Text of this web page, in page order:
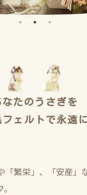
なたのうさぎを
フェルトで永遠に
「繁栄」、「安産」